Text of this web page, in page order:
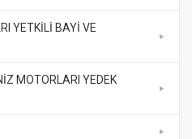
YETKİLİ BAYİ VE
MOTORLARI YEDEK